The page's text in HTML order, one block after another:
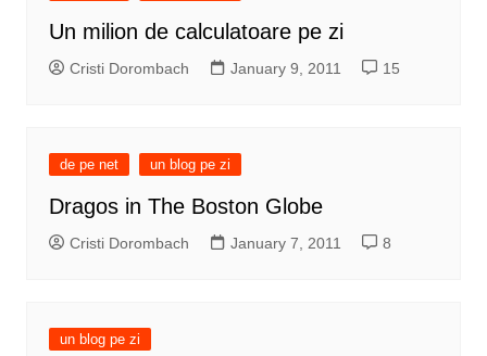
Un milion de calculatoare pe zi
Cristi Dorombach January 9, 2011 15
de pe net un blog pe zi
Dragos in The Boston Globe
Cristi Dorombach January 7, 2011 8
un blog pe zi